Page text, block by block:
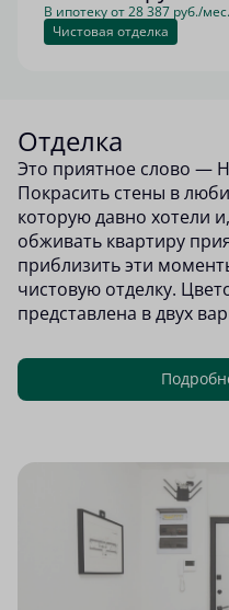
В ипотеку от 28 387 руб./мес.
Чистовая отделка
Отделка
Это приятное слово —
Покрасить стены в
которую давно хотели
обживать квартиру
приблизить эти
чистовую отделку.
представлена в двух